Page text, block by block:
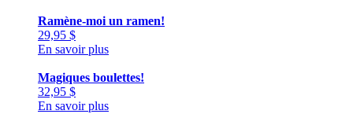
Ramène-moi un ramen!
29,95 $
En savoir plus
Magiques boulettes!
32,95 $
En savoir plus